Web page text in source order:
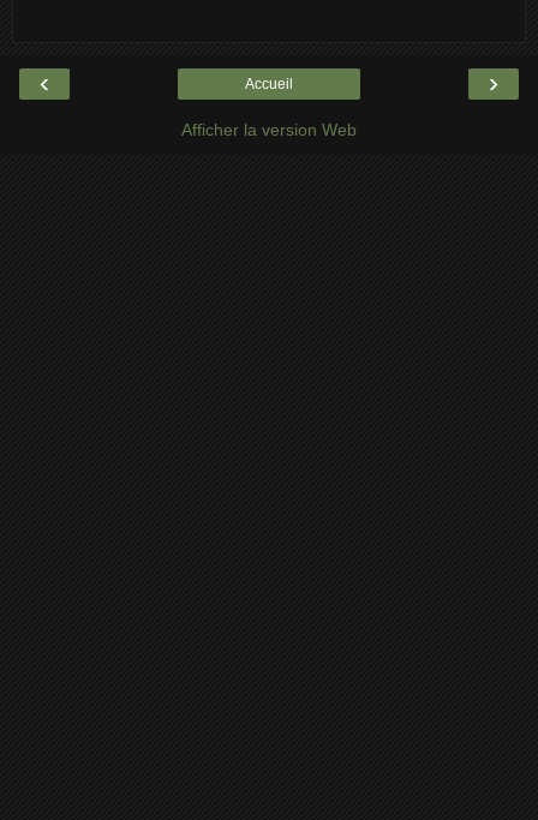
‹ ›
Accueil
Afficher la version Web